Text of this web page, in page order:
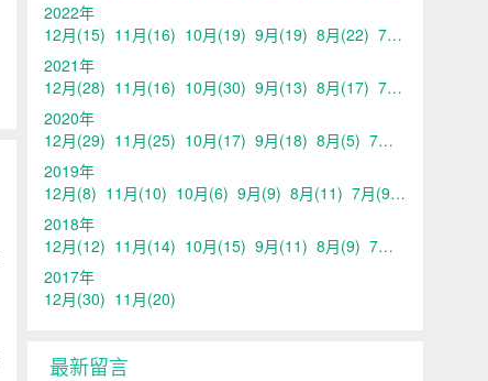
2022年
12月(15) 11月(16) 10月(19) 9月(19) 8月(22) 7月
2021年
12月(28) 11月(16) 10月(30) 9月(13) 8月(17) 7月
2020年
12月(29) 11月(25) 10月(17) 9月(18) 8月(5) 7月
2019年
12月(8) 11月(10) 10月(6) 9月(9) 8月(11) 7月(9)
2018年
12月(12) 11月(14) 10月(15) 9月(11) 8月(9) 7月
2017年
12月(30) 11月(20)
最新留言